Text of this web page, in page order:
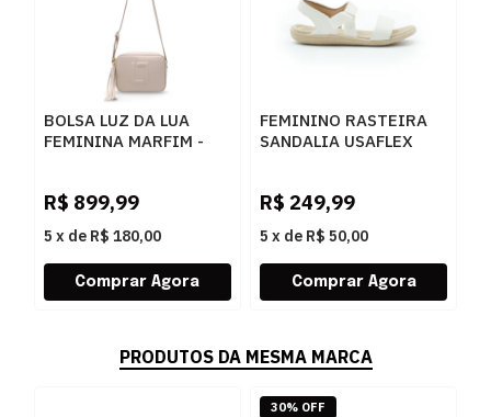
BOLSA LUZ DA LUA
FEMININA MARFIM -
R$ 899,99
5 x de R$ 180,00
FEMININO RASTEIRA
SANDALIA USAFLEX
R$ 249,99
5 x de R$ 50,00
PRODUTOS DA MESMA MARCA
30% OFF